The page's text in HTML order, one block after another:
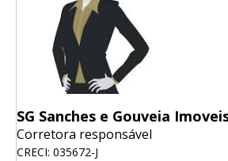
SG Sanches e Gouveia
Corretora responsável
CRECI: 035672-J